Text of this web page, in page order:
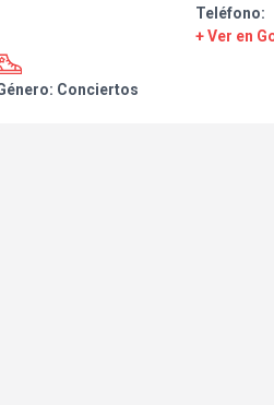
Teléfono:
+ Ver en
Conciertos